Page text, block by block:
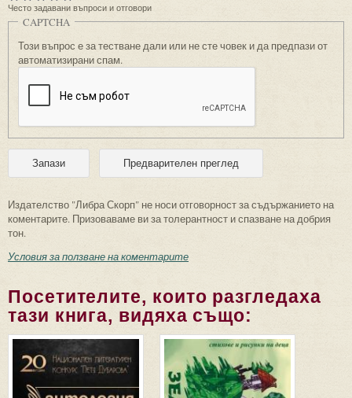
Често задавани въпроси и отговори
CAPTCHA
Този въпрос е за тестване дали или не сте човек и да предпази от
автоматизирани спам.
Издателство "Либра Скорп" не носи отговорност за съдържанието на
коментарите. Призоваваме ви за толерантност и спазване на добрия
тон.
Условия за ползване на коментарите
Посетителите, които разгледаха
тази книга, видяха също: